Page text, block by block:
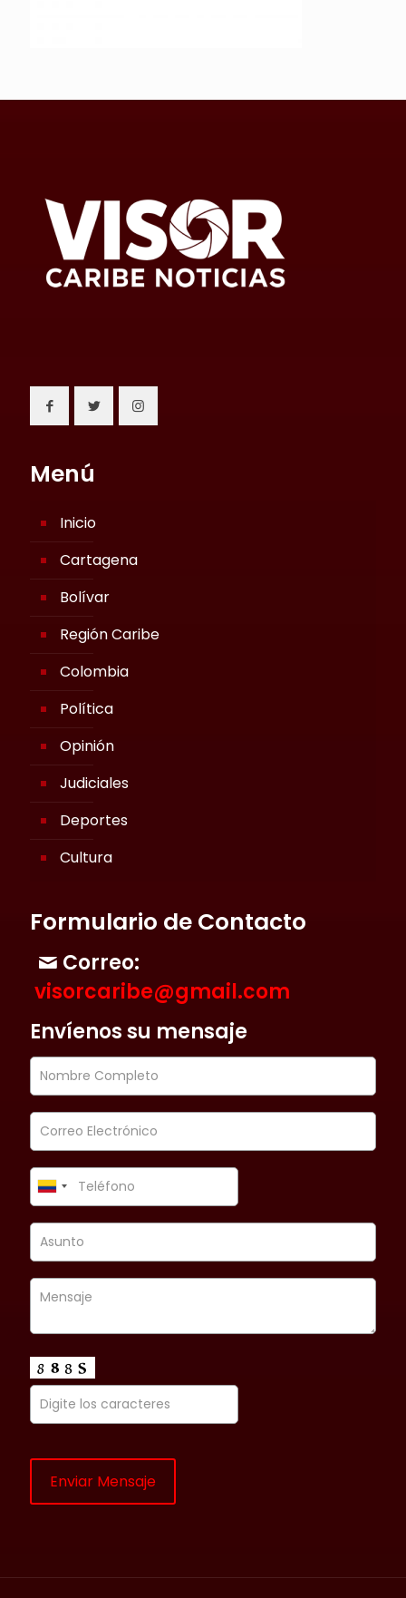
Menú
Inicio
Cartagena
Bolívar
Región Caribe
Colombia
Política
Opinión
Judiciales
Deportes
Cultura
Formulario de Contacto
Correo:
visorcaribe@gmail.com
Envíenos su mensaje